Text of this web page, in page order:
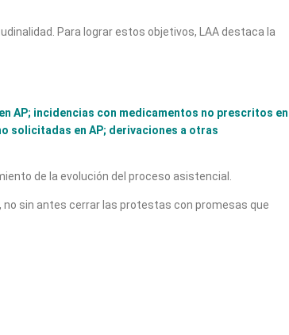
Para lograr estos objetivos, LAA destaca la
AP; incidencias con medicamentos no prescritos en
solicitadas en AP; derivaciones a otras
de la evolución del proceso asistencial.
no sin antes cerrar las protestas con promesas que